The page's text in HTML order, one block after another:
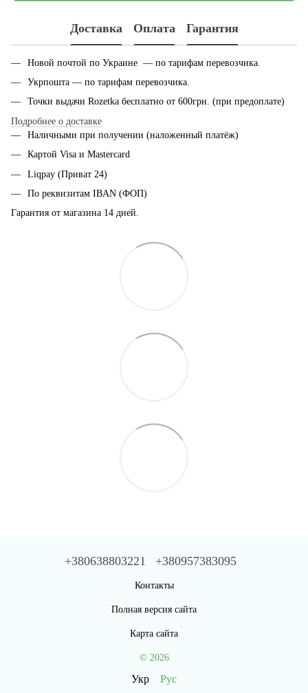
Доставка Оплата Гарантия
Новой почтой по Украине — по тарифам перевозчика.
Укрпошта — по тарифам перевозчика.
Точки выдачи Rozetka бесплатно от 600грн. (при предоплате)
Подробнее о доставке
Наличными при получении (наложенный платёж)
Картой Visa и Mastercard
Liqpay (Приват 24)
По реквизитам IBAN (ФОП)
Гарантия от магазина 14 дней.
+380638803221 +380957383095
Контакты
Полная версия сайта
Карта сайта
© 2026
Укр Рус